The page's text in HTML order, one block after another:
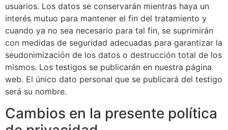
usuarios. Los datos se conservarán mientras haya un
interés mutuo para mantener el fin del tratamiento y
cuando ya no sea necesario para tal fin, se suprimirán
con medidas de seguridad adecuadas para garantizar la
seudonimización de los datos o destrucción total de los
mismos. Los testigos se publicarán en nuestra página
web. El único dato personal que se publicará del testigo
será su nombre.
Cambios en la presente política